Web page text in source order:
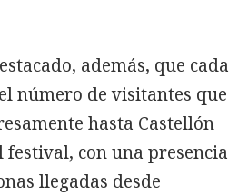
además, que cada
número de visitantes que
hasta Castellón
con una presencia
llegadas desde